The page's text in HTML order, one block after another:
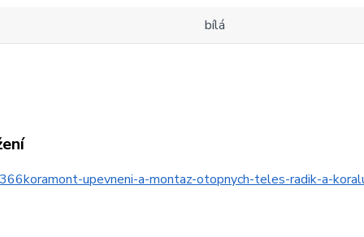
bílá
upevneni-a-montaz-otopnych-teles-radik-a-